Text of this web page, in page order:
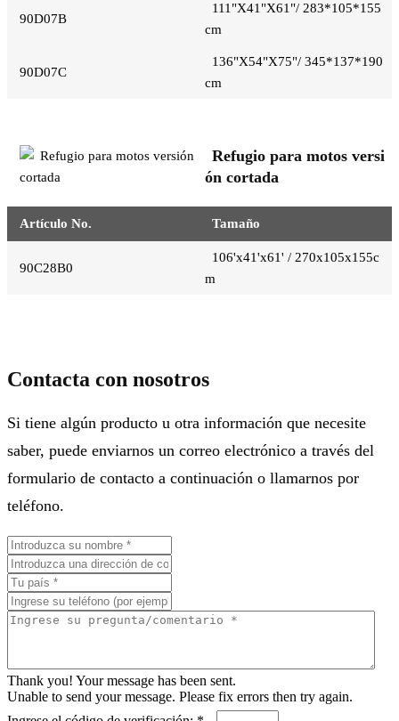
90D07B
111"X41"X61"/ 283*105*155
cm
90D07C
136"X54"X75"/ 345*137*190
cm
Refugio para motos versi
ón cortada
Artículo No. Tamaño
90C28B0
106'x41'x61' / 270x105x155c
m
Contacta con nosotros
Si tiene algún producto u otra información que necesite
saber, puede enviarnos un correo electrónico a través del
formulario de contacto a continuación o llamarnos por
teléfono.
Thank you! Your message has been sent.
Unable to send your message. Please fix errors then try again.